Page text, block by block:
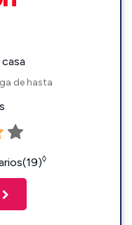
de hasta
◊